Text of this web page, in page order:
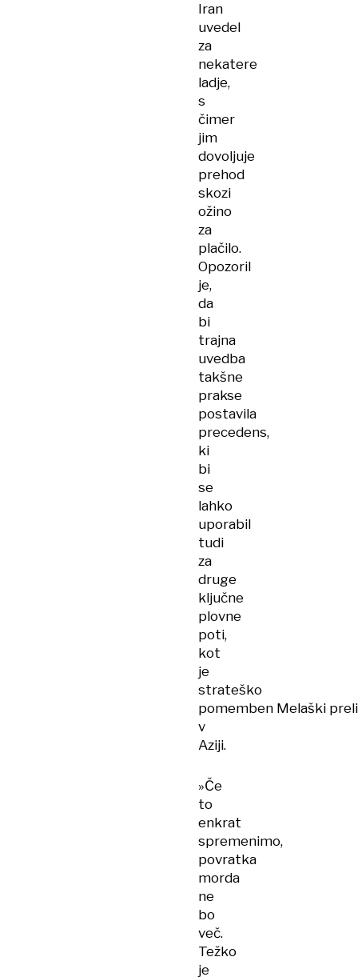
Iran
uvedel
za
nekatere
ladje,
s
čimer
jim
dovoljuje
prehod
skozi
ožino
za
plačilo.
Opozoril
je,
da
bi
trajna
uvedba
takšne
prakse
postavila
precedens,
ki
bi
se
lahko
uporabil
tudi
za
druge
ključne
plovne
poti,
kot
je
strateško
pomemben Melaški
v
Aziji.
»Če
to
enkrat
spremenimo,
povratka
morda
ne
bo
več.
Težko
je